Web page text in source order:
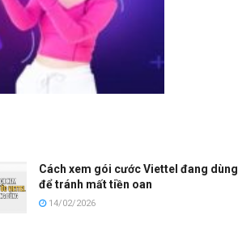
Cách xem gói cước Viettel đang dùng
để tránh mất tiền oan
14/02/2026